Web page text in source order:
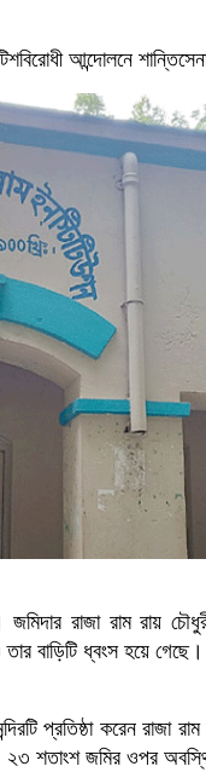
আন্দোলনে
রাজা রাম রায়
তার বাড়িটি ধ্বংস হয়ে গেছে।
প্রতিষ্ঠা করেন রাজা রাম
২৩ শতাংশ জমির ওপর